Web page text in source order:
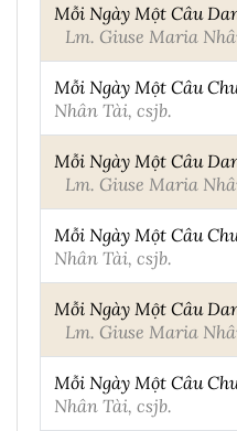
Mỗi Ngày Một Câu
Lm. Giuse Maria
Mỗi Ngày Một Câu
Nhân Tài, csjb.
Mỗi Ngày Một Câu
Lm. Giuse Maria
Mỗi Ngày Một Câu
Nhân Tài, csjb.
Mỗi Ngày Một Câu
Lm. Giuse Maria
Mỗi Ngày Một Câu
Nhân Tài, csjb.